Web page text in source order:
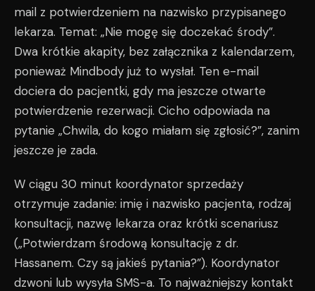
mail z potwierdzeniem na nazwisko przypisanego
lekarza. Temat: „Nie mogę się doczekać środy”.
Dwa krótkie akapity, bez załącznika z kalendarzem,
ponieważ Mindbody już to wysłał. Ten e-mail
dociera do pacjentki, gdy ma jeszcze otwarte
potwierdzenie rezerwacji. Cicho odpowiada na
pytanie „Chwila, do kogo miałam się zgłosić?”, zanim
jeszcze je zada.
W ciągu 30 minut koordynator sprzedaży
otrzymuje zadanie: imię i nazwisko pacjenta, rodzaj
konsultacji, nazwę lekarza oraz krótki scenariusz
(„Potwierdzam środową konsultację z dr.
Hassanem. Czy są jakieś pytania?”). Koordynator
dzwoni lub wysyła SMS-a. To najważniejszy kontakt